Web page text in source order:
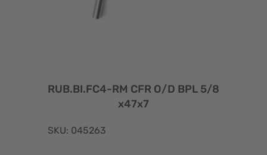
RUB.BI.FC4-RM CFR O/D BPL 5/8
x47x7
SKU: 045263